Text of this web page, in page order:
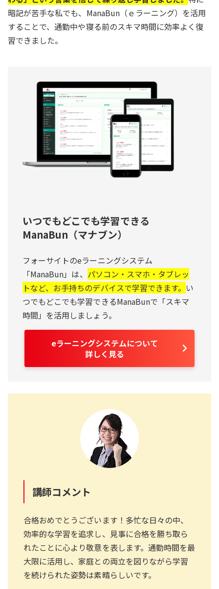
暗記が苦手な私でも、ManaBun（ｅラーニング）を活用
することで、通勤中や寝る前のスキマ時間に効率よく復
習できました。
いつでもどこでも学習できる
ManaBun（マナブン）
フォーサイトのeラーニングシステム
「ManaBun」は、 パソコン・スマホ・タブレッ
トなど、お手持ちのデバイスで学習できます。 い
つでもどこでも学習できるManaBunで「スキマ
時間」を活用しましょう。
eラーニングシステムについて
詳しく見る
講師コメント
合格おめでとうございます！多忙な日々の中、
効率的な学習を追求し、見事に合格を勝ち取ら
れたことに心より敬意を表します。通勤時間を最
大限に活用し、家庭との両立を図りながら学習
を続けられた姿勢は素晴らしいです。